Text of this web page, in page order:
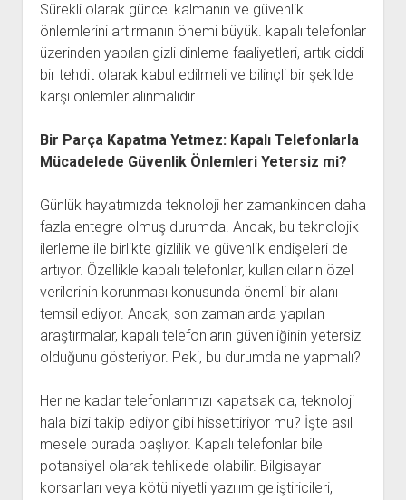
Sürekli olarak güncel kalmanın ve güvenlik
önlemlerini artırmanın önemi büyük. kapalı telefonlar
üzerinden yapılan gizli dinleme faaliyetleri, artık ciddi
bir tehdit olarak kabul edilmeli ve bilinçli bir şekilde
karşı önlemler alınmalıdır.
Bir Parça Kapatma Yetmez: Kapalı Telefonlarla
Mücadelede Güvenlik Önlemleri Yetersiz mi?
Günlük hayatımızda teknoloji her zamankinden daha
fazla entegre olmuş durumda. Ancak, bu teknolojik
ilerleme ile birlikte gizlilik ve güvenlik endişeleri de
artıyor. Özellikle kapalı telefonlar, kullanıcıların özel
verilerinin korunması konusunda önemli bir alanı
temsil ediyor. Ancak, son zamanlarda yapılan
araştırmalar, kapalı telefonların güvenliğinin yetersiz
olduğunu gösteriyor. Peki, bu durumda ne yapmalı?
Her ne kadar telefonlarımızı kapatsak da, teknoloji
hala bizi takip ediyor gibi hissettiriyor mu? İşte asıl
mesele burada başlıyor. Kapalı telefonlar bile
potansiyel olarak tehlikede olabilir. Bilgisayar
korsanları veya kötü niyetli yazılım geliştiricileri,